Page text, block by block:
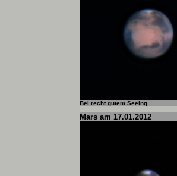
Bei recht gutem Seeing.
Mars am 17.01.2012